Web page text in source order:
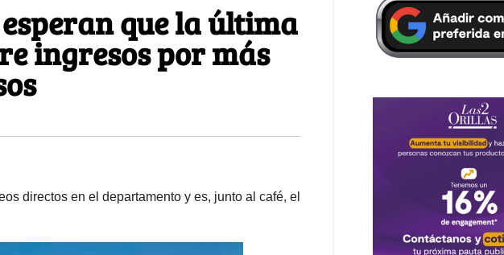
que la última
ingresos por más
directos en el departamento y es, junto al café, el